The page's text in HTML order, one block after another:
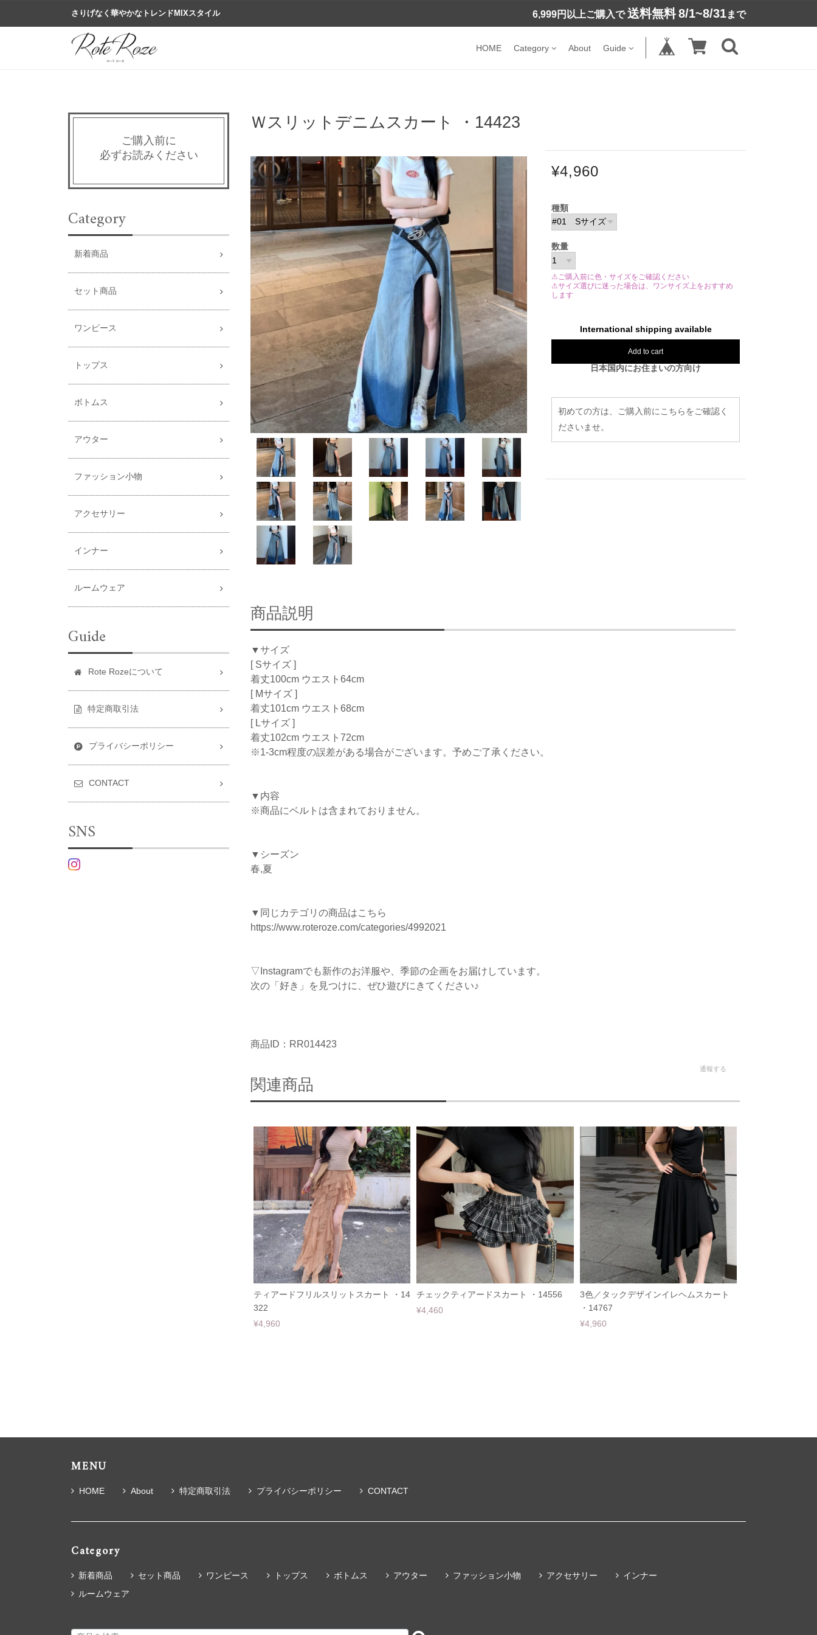
さりげなく華やかなトレンドMIXスタイル 6,999円以上ご購入で 送料無料8/1~8/31まで
HOME Category About Guide
Ｗスリットデニムスカート ・14423
¥4,960
種類
数量
⚠ご購入前に色・サイズをご確認ください
⚠サイズ選びに迷った場合は、ワンサイズ上をおすすめ
します
International shipping available
Add to cart
日本国内にお住まいの方向け
初めての方は、ご購入前にこちらをご確認く
ださいませ。
商品説明
▼サイズ
[ Sサイズ ]
着丈100cm ウエスト64cm
[ Mサイズ ]
着丈101cm ウエスト68cm
[ Lサイズ ]
着丈102cm ウエスト72cm
※1-3cm程度の誤差がある場合がございます。予めご了承ください。
▼内容
※商品にベルトは含まれておりません。
▼シーズン
春,夏
▼同じカテゴリの商品はこちら
https://www.roteroze.com/categories/4992021
▽Instagramでも新作のお洋服や、季節の企画をお届けしています。
次の「好き」を見つけに、ぜひ遊びにきてください♪
商品ID：RR014423
通報する
関連商品
ティアードフリルスリットスカート ・14
322
¥4,960
チェックティアードスカート ・14556
¥4,460
3色／タックデザインイレヘムスカート
・14767
¥4,960
ご購入前に
必ずお読みください
Category
新着商品
セット商品
ワンピース
トップス
ボトムス
アウター
ファッション小物
アクセサリー
インナー
ルームウェア
Guide
Rote Rozeについて
特定商取引法
プライバシーポリシー
CONTACT
SNS
MENU
HOME About 特定商取引法 プライバシーポリシー CONTACT
Category
新着商品 セット商品 ワンピース トップス ボトムス アウター ファッション小物 アクセサリー
インナー
ルームウェア